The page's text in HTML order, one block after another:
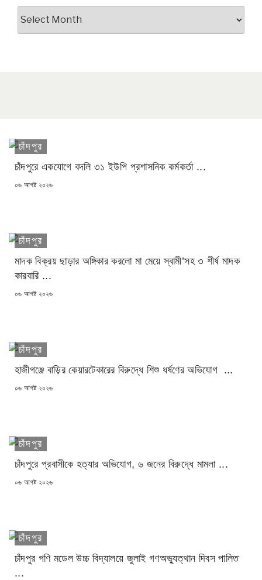
চাঁদপুর
চাঁদপুরে একযোগে বদলি ৩১ ইউপি প্রশাসনিক কর্মকর্তা ...
POSTED
০৬ আগষ্ট ২০২৬
চাঁদপুর
মাদক বিক্রয় ছাড়ার অঙ্গিকার করলো মা মেয়ে স্বামী’সহ ৩ শীর্ষ মাদক
কারবারি ...
POSTED
০৬ আগষ্ট ২০২৬
চাঁদপুর
হাজীগঞ্জে বাড়ির কেয়ারটেকারের বিরুদ্ধে শিশু ধর্ষণের অভিযোগ ...
POSTED
০৬ আগষ্ট ২০২৬
চাঁদপুর
চাঁদপুরে প্রবাসীকে হত্যার অভিযোগ, ৬ জনের বিরুদ্ধে মামলা ...
POSTED
০৬ আগষ্ট ২০২৬
চাঁদপুর
চাঁদপুর গণি মডেল উচ্চ বিদ্যালয়ে জুলাই গণঅভ্যুত্থান দিবস পালিত
...